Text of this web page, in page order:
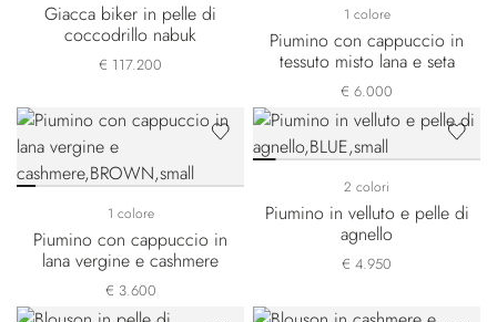
Giacca biker in pelle di
coccodrillo nabuk
€ 117.200
1 colore
Piumino con cappuccio in
tessuto misto lana e seta
€ 6.000
1 colore
Piumino con cappuccio in
lana vergine e cashmere
€ 3.600
2 colori
Piumino in velluto e pelle di
agnello
€ 4.950